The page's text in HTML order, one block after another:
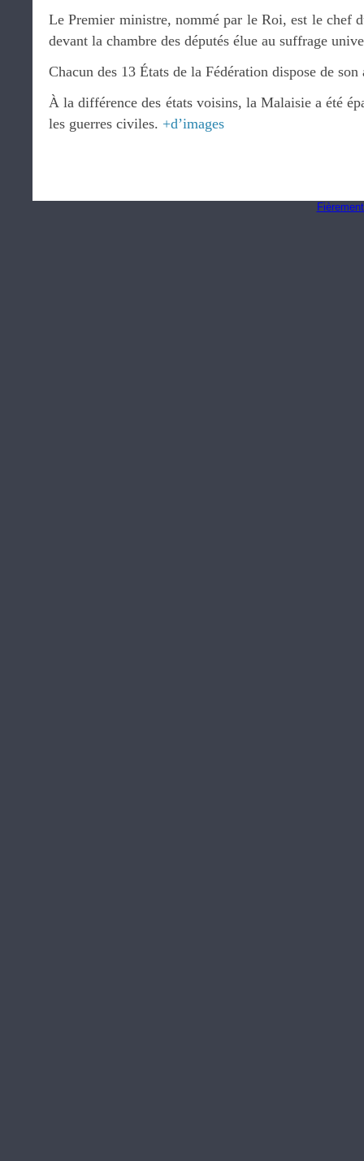
Le Premier ministre, nommé par le Roi, est le chef
devant la chambre des députés élue au suffrage
Chacun des 13 États de la Fédération dispose de
À la différence des états voisins, la Malaisie a été
les guerres civiles. +d’images